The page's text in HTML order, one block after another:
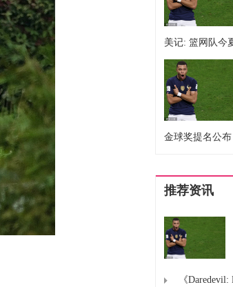
推荐资讯